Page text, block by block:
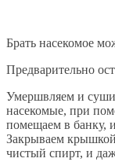
Брать насекомое
Предварительно
Умершвляем и
насекомые, при
помещаем в банку,
Закрываем
чистый спирт, и